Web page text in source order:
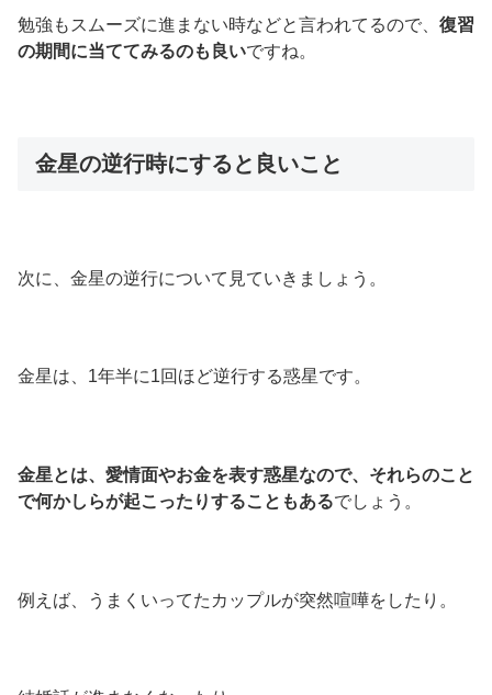
勉強もスムーズに進まない時などと言われてるので、 復習
の期間に当ててみるのも良いですね。
金星の逆行時にすると良いこと
次に、金星の逆行について見ていきましょう。
金星は、1年半に1回ほど逆行する惑星です。
金星とは、愛情面やお金を表す惑星なので、それらのこと
で何かしらが起こったりすることもあるでしょう。
例えば、うまくいってたカップルが突然喧嘩をしたり。